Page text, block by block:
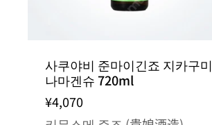
사쿠야비 준마이긴죠 지카구미
나마겐슈 720ml
¥4,070